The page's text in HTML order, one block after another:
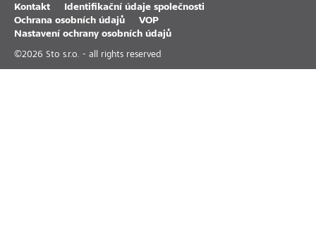
Kontakt
Identifikační údaje společnosti
Ochrana osobních údajů
VOP
Nastavení ochrany osobních údajů
©2026 Sto s.r.o. - all rights reserved